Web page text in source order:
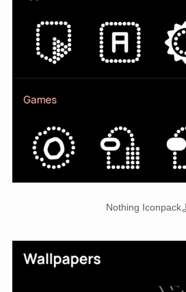
Nothing Iconpack